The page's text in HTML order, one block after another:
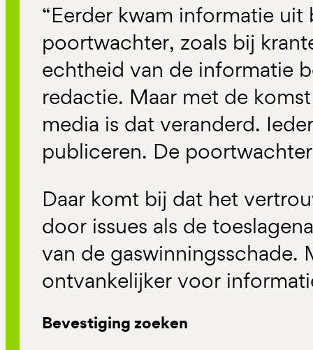
“Eerder kwam informatie
poortwachter, zoals bij
echtheid van de informatie
redactie. Maar met de
media is dat veranderd.
publiceren. De
Daar komt bij dat het
door issues als de
van de gaswinningsschade.
ontvankelijker voor
Bevestiging zoeken